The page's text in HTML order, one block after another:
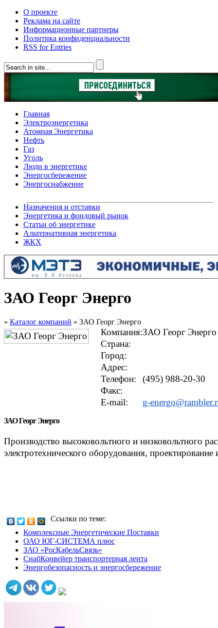
О проекте
Реклама на сайте
Информационные партнеры
Политика конфиденциальности
RSS for Entries
Главная
Электроэнергетика
Атомная Энергетика
Нефть
Газ
Уголь
Люди в энергетике
Энергосбережение
Энергоснабжение
Назначения и отставки
Энергетика и фондовый рынок
Статьи об энергетике
Альтернативная энергетика
ЖКХ
ЗАО Георг Энерго
» Каталог компаний » ЗАО Георг Энерго
Компания:ЗАО Георг Энерго
Страна:
Город:
Адрес:
Телефон:
(495) 988-20-30
Факс:
E-mail:
g-
ЗАО Георг Энерго
Производство высоковольтного и низковольтного
электротехнического оборудования, проектирование
Ссылки по теме:
Комплексные Энергетические Поставки
ОАО ЮГ-СИСТЕМА плюс
ЗАО «РосКабельСвязь»
СнабКонвейер транспортерная лента
Энергобезопасность и энергосбережение